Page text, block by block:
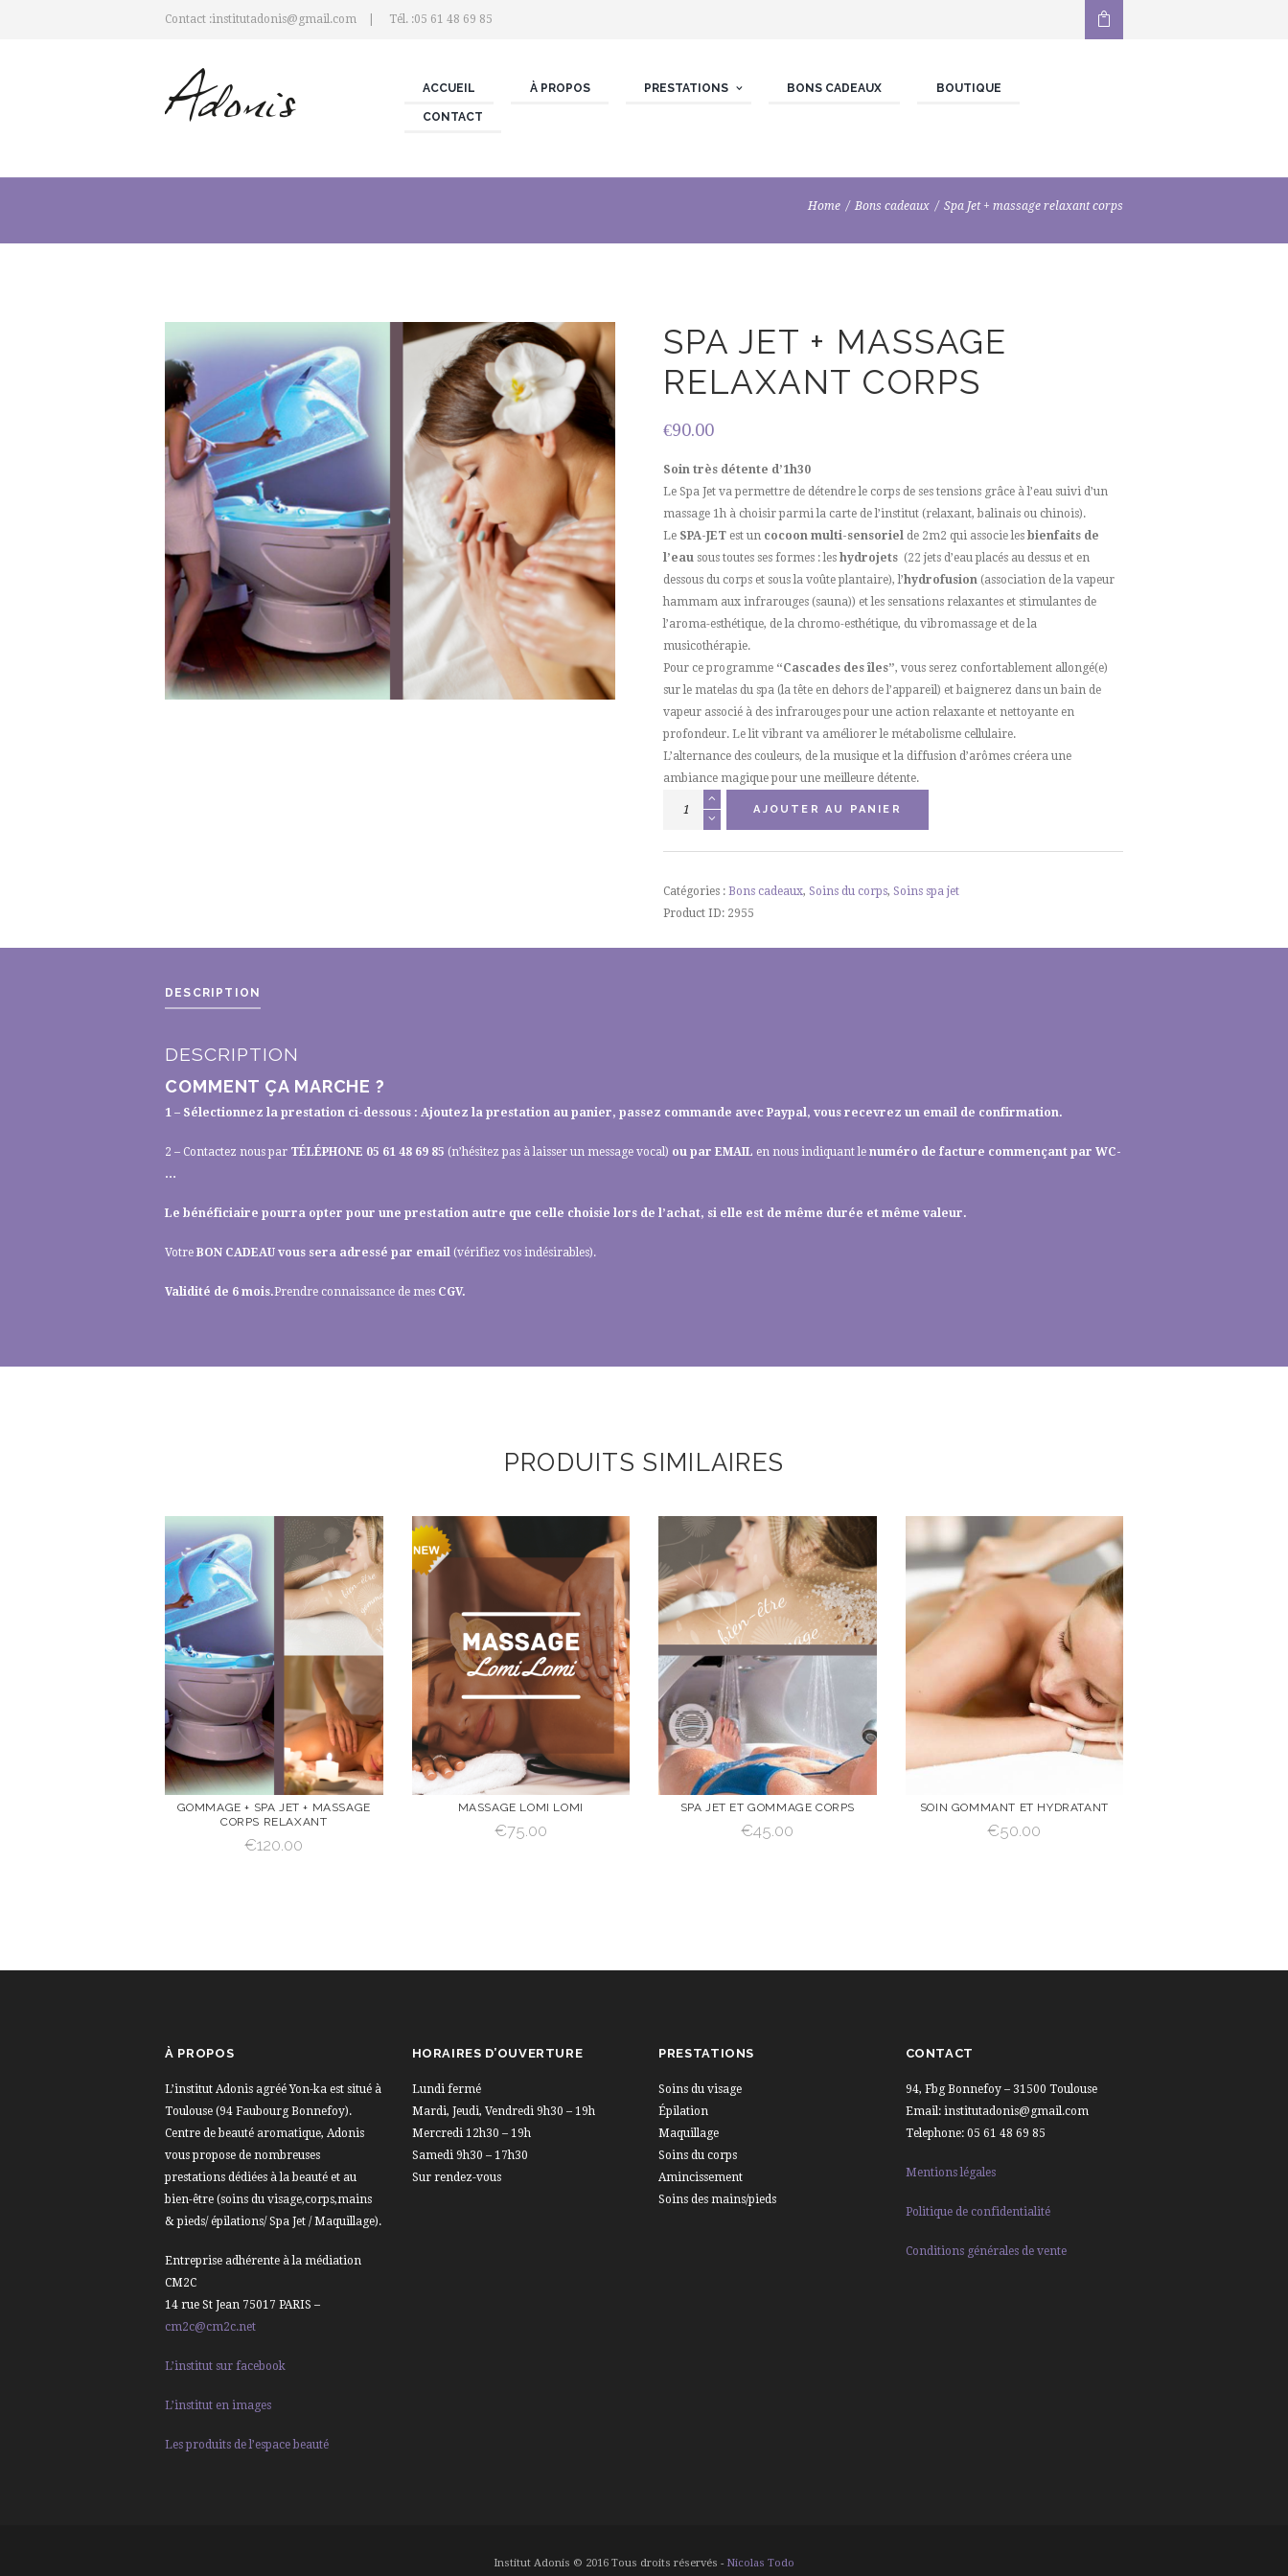
Contact :institutadonis@gmail.com Tél. :05 61 48 69 85
ACCUEIL À PROPOS PRESTATIONS BONS CADEAUX BOUTIQUE
CONTACT
Home Bons cadeaux Spa Jet + massage relaxant corps
SPA JET + MASSAGE
RELAXANT CORPS
€90.00
Soin très détente d’1h30
Le Spa Jet va permettre de détendre le corps de ses tensions grâce à l’eau suivi d’un
massage 1h à choisir parmi la carte de l’institut (relaxant, balinais ou chinois).
Le SPA-JET est un cocoon multi-sensoriel de 2m2 qui associe les bienfaits de
l’eau sous toutes ses formes : les hydrojets (22 jets d’eau placés au dessus et en
dessous du corps et sous la voûte plantaire), l’hydrofusion (association de la vapeur
hammam aux infrarouges (sauna)) et les sensations relaxantes et stimulantes de
l’aroma-esthétique, de la chromo-esthétique, du vibromassage et de la
musicothérapie.
Pour ce programme “Cascades des îles”, vous serez confortablement allongé(e)
sur le matelas du spa (la tête en dehors de l’appareil) et baignerez dans un bain de
vapeur associé à des infrarouges pour une action relaxante et nettoyante en
profondeur. Le lit vibrant va améliorer le métabolisme cellulaire.
L’alternance des couleurs, de la musique et la diffusion d’arômes créera une
ambiance magique pour une meilleure détente.
+
massage
AJOUTER AU PANIER
Catégories : Bons cadeaux, Soins du corps, Soins spa jet
Product ID: 2955
DESCRIPTION
DESCRIPTION
COMMENT ÇA MARCHE ?
1 – Sélectionnez la prestation ci-dessous : Ajoutez la prestation au panier, passez commande avec Paypal, vous recevrez un email de confirmation.
2 – Contactez nous par TÉLÉPHONE 05 61 48 69 85 (n’hésitez pas à laisser un message vocal) ou par EMAIL en nous indiquant le numéro de facture commençant par WC-
…
Le bénéficiaire pourra opter pour une prestation autre que celle choisie lors de l’achat, si elle est de même durée et même valeur.
Votre BON CADEAU vous sera adressé par email (vérifiez vos indésirables).
Validité de 6 mois.Prendre connaissance de mes CGV.
PRODUITS SIMILAIRES
GOMMAGE + SPA JET + MASSAGE
CORPS RELAXANT
€120.00
AJOUTER AU
MASSAGE LOMI LOMI
€75.00
AJOUTER AU
SPA JET ET GOMMAGE CORPS
€45.00
AJOUTER AU
SOIN GOMMANT ET HYDRATANT
€50.00
À PROPOS
L’institut Adonis agréé Yon-ka est situé à
Toulouse (94 Faubourg Bonnefoy).
Centre de beauté aromatique, Adonis
vous propose de nombreuses
prestations dédiées à la beauté et au
bien-être (soins du visage,corps,mains
& pieds/ épilations/ Spa Jet / Maquillage).
Entreprise adhérente à la médiation
CM2C
14 rue St Jean 75017 PARIS –
cm2c@cm2c.net
L’institut sur facebook
L’institut en images
Les produits de l’espace beauté
HORAIRES D’OUVERTURE
Lundi fermé
Mardi, Jeudi, Vendredi 9h30 – 19h
Mercredi 12h30 – 19h
Samedi 9h30 – 17h30
Sur rendez-vous
PRESTATIONS
Soins du visage
Épilation
Maquillage
Soins du corps
Amincissement
Soins des mains/pieds
CONTACT
94, Fbg Bonnefoy – 31500 Toulouse
Email: institutadonis@gmail.com
Telephone: 05 61 48 69 85
Mentions légales
Politique de confidentialité
Conditions générales de vente
Institut Adonis © 2016 Tous droits réservés - Nicolas Todo